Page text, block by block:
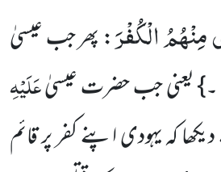
الْكُفْرَ: پھر جب عیسیٰ
یعنی جب حضرت عیسیٰعَلَیْہِ
کہ یہودی اپنے کفر پر قائم